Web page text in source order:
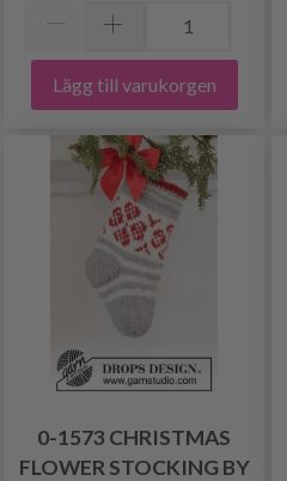
Lägg till varukorgen
0-1573 CHRISTMAS
FLOWER STOCKING BY